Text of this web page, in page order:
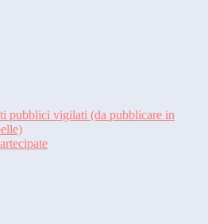
pubblici vigilati (da pubblicare in